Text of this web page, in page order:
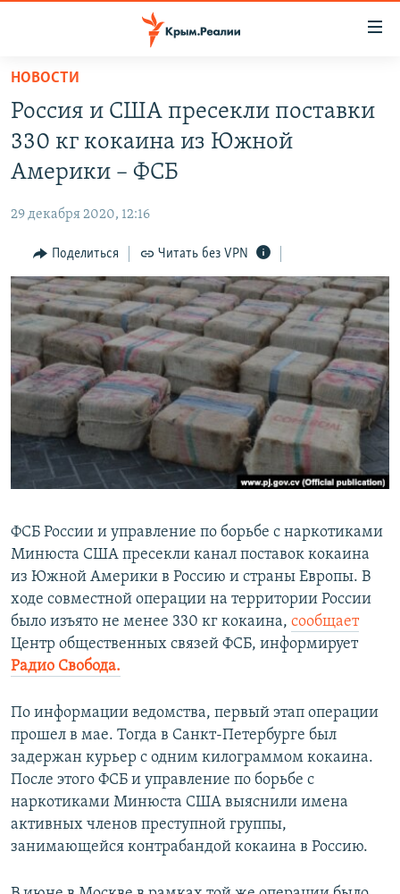
Вернуться
основному
содержанию
Вернутся
главной
навигации
Вернутся
поиску
11 ЛЕТ ОККУПАЦИИ КРЫМА. 11 ИСТОРИЙ СОПРОТИВЛЕНИЯ
ВОДА
ЕЩЕ
ИНТЕРАКТИВ
ИНФОГРАФИКА
ТЕЛЕПРОЕКТ КРЫМ.РЕАЛИИ
СОВЕТЫ ПРАВОЗАЩИТНИКОВ
ПРОПАВШИЕ БЕЗ ВЕСТИ
ПОБЕДИТЕЛЕЙ НЕ СУДЯТ?
КРЫМ.НЕПОКОРЕННЫЙ
ELIFBE
РАДІО СВОБОДА
КАК ОБОЙТИ БЛОКИРОВКУ
Українською
Qırımtatar
ПРИСОЕДИНЯЙТЕСЬ!
Все сайты RFE/RL
НОВОСТИ
Россия и США пресекли поставки
330 кг кокаина из Южной
Америки – ФСБ
29 декабря 2020, 12:16
Поделиться Читать без VPN
ФСБ России и управление по борьбе с наркотиками
Минюста США пресекли канал поставок кокаина
из Южной Америки в Россию и страны Европы. В
ходе совместной операции на территории России
было изъято не менее 330 кг кокаина, сообщает
Центр общественных связей ФСБ, информирует
Радио Свобода.
По информации ведомства, первый этап операции
прошел в мае. Тогда в Санкт-Петербурге был
задержан курьер с одним килограммом кокаина.
После этого ФСБ и управление по борьбе с
наркотиками Минюста США выяснили имена
активных членов преступной группы,
занимающейся контрабандой кокаина в Россию.